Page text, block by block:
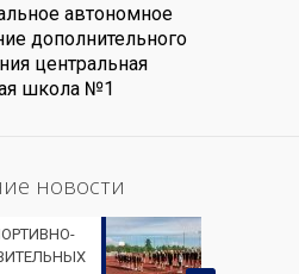
автономное
дополнительного
центральная
школа №1
новости